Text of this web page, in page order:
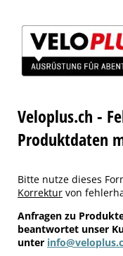
Veloplus.ch -
Produktdaten
Bitte nutze dieses
Korrektur von
Anfragen zu
beantwortet unser
unter